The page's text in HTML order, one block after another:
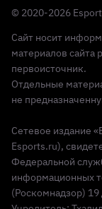
© 2020-2026
Сайт носит
материалов сайта
первоисточник.
Отдельные
не
Сетевое издание
Esports.ru),
Федеральной
информационных
(Роскомнадзор) 19